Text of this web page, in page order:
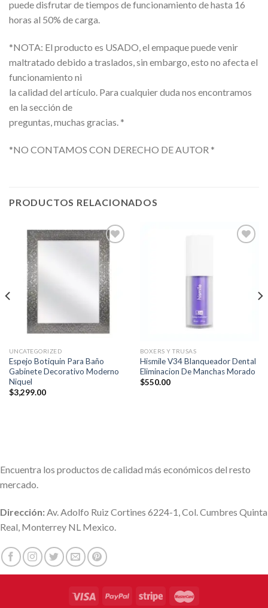
puede disfrutar de tiempos de funcionamiento de hasta 16
horas al 50% de carga.
*NOTA: El producto es USADO, el empaque puede venir
maltratado debido a traslados, sin embargo, esto no afecta el
funcionamiento ni
la calidad del artículo. Para cualquier duda nos encontramos
en la sección de
preguntas, muchas gracias. *
*NO CONTAMOS CON DERECHO DE AUTOR *
PRODUCTOS RELACIONADOS
Añadir
a la
lista de
deseos
UNCATEGORIZED
Espejo Botiquin Para Baño
Gabinete Decorativo Moderno
Niquel
$3,299.00
BOXERS Y TRUSAS
Hismile V34 Blanqueador Dental
Eliminacion De Manchas Morado
$550.00
Encuentra los productos de calidad más económicos del resto
mercado.
Dirección: Av. Adolfo Ruiz Cortines 6224-1, Col. Cumbres Quinta
Real, Monterrey NL Mexico.